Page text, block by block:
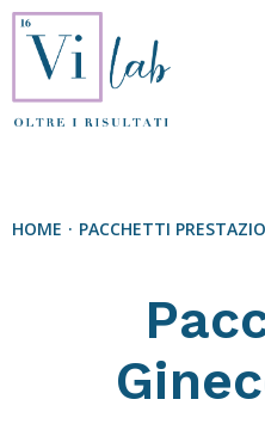
HOME PACCHETTI